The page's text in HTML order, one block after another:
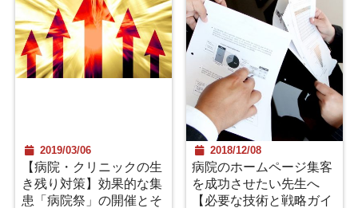
2019/03/06
【病院・クリニックの生
き残り対策】効果的な集
患「病院祭」の開催とそ
2018/12/08
病院のホームページ集客
を成功させたい先生へ
【必要な技術と戦略ガイ